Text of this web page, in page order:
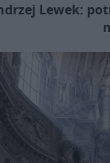
Lewek: